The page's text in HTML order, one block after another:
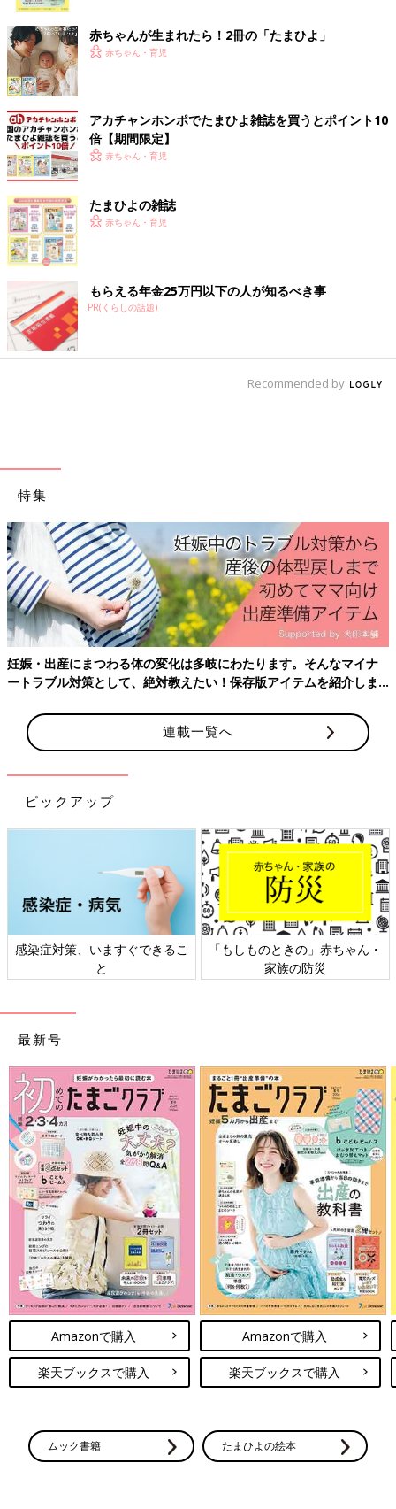
出典：Instagramアカウント「mn.mk.22」
mn.mk.22さんは新調して2年経つバスタオルをまとめてオキシ漬
け。タオルの色が落ちたのかと思うほど汚れが落ちたそう。オキ
シ漬けしてみると、どのくらい汚れが溜まっているのかわかりそ
（小掃除）便利グッズをご紹介します♪ ぜひみ
なさんも真似してみてくださいね！
オキシ漬けのアイデアをご紹介しました。すきま時間に漬け置き
することもでき、時間を有意義に使うことができそうですね。ぜ
ひ、いろいろな場所のお掃除に取り入れてみてください。
(文：まり)
※ご紹介した内容は個人の感想です。使用上の注意をよく読んだ
うえでご利用ください。
※記事内容でご紹介している投稿、リンク先は、削除される場合
※記事の内容は記載当時の情報であり、現在と異なる場合があり
ます。
赤ちゃんが生まれたら！2冊の「たまひよ」
赤ちゃん・育児
アカチャンホンポでたまひよ雑誌を買うとポイント10
倍【期間限定】
赤ちゃん・育児
たまひよの雑誌
赤ちゃん・育児
もらえる年金25万円以下の人が知るべき事
PR(くらしの話題)
Recommended by
特集
妊娠・出産にまつわる体の変化は多岐にわたります。そんなマイナ
ートラブル対策として、絶対教えたい！保存版アイテムを紹介しま
連載一覧へ
ピックアップ
感染症対策、いますぐできるこ
と
「もしものときの」赤ちゃん・
家族の防災
最新号
Amazonで購入
楽天ブックスで購入
Amazonで購入
楽天ブックスで購入
ムック書籍 たまひよの絵本